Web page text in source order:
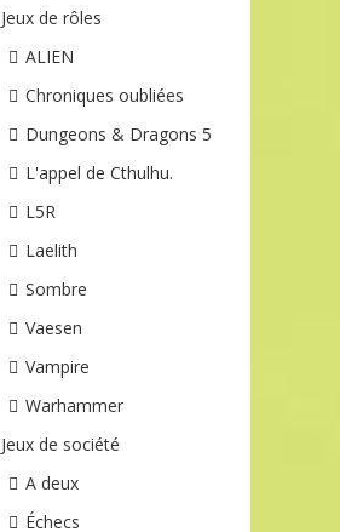
Jeux de rôles
ALIEN
Chroniques oubliées
Dungeons & Dragons 5
L'appel de Cthulhu.
L5R
Laelith
Sombre
Vaesen
Vampire
Warhammer
Jeux de société
A deux
Échecs